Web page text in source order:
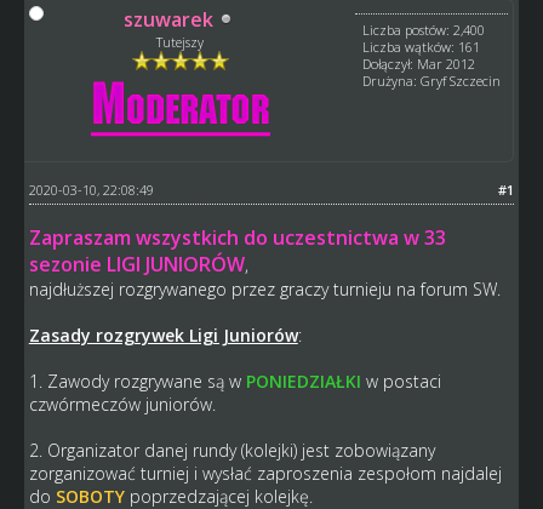
szuwarek
Tutejszy
Liczba postów: 2,400
Liczba wątków: 161
Dołączył: Mar 2012
Drużyna: Gryf Szczecin
#1
2020-03-10, 22:08:49
Zapraszam wszystkich do uczestnictwa w 33
sezonie LIGI JUNIORÓW,
najdłuższej rozgrywanego przez graczy turnieju na forum SW.
Zasady rozgrywek Ligi Juniorów:
1. Zawody rozgrywane są w PONIEDZIAŁKI w postaci
czwórmeczów juniorów.
2. Organizator danej rundy (kolejki) jest zobowiązany
zorganizować turniej i wysłać zaproszenia zespołom najdalej
do SOBOTYpoprzedzającej kolejkę.